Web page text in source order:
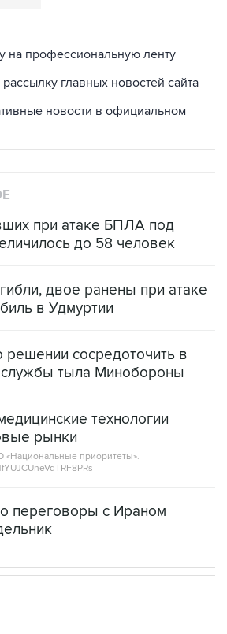
на профессиональную ленту
главных новостей сайта
новости в официальном
при атаке БПЛА под
до 58 человек
двое ранены при атаке
в Удмуртии
сосредоточить в
службы тыла Минобороны
технологии
рынки
приоритеты».
переговоры с Ираном